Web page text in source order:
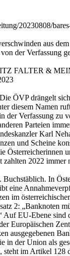
20230808/
aus
der Verfassung
FALTER &
ÖVP drängelt
diesem Namen
der Verfassung zu
Parteien
Karl
und Scheine
Österreicherinnen
2022 immer
Buchstäblich. In
eine
im
2: „Banknoten
Auf EU-Ebene sind
Europäischen
ausgegebenen
in der Union als
steht im Artikel 128